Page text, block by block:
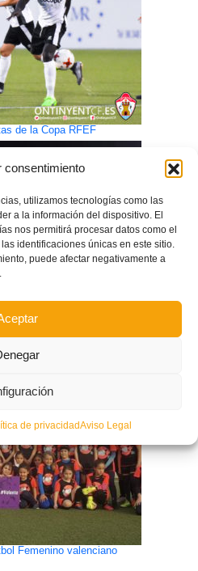
consentimiento
utilizamos tecnologías como las
a la información del dispositivo. El
nos permitirá procesar datos como el
identificaciones únicas en este sitio.
puede afectar negativamente a
de privacidadAviso Legal
de la Copa RFEF
18 en los amistosos de Onda
Femenino valenciano